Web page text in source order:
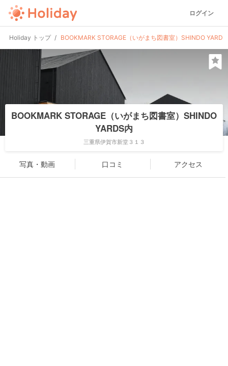
ログイン
Holiday トップ BOOKMARK STORAGE（いがまち図書室）SHINDO
BOOKMARK STORAGE（いがまち図書室）SHINDO
YARDS内
三重県伊賀市新堂３１３
写真・動画 口コミ アクセス